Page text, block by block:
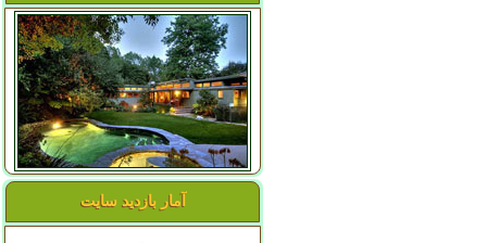
آمار بازدید سایت